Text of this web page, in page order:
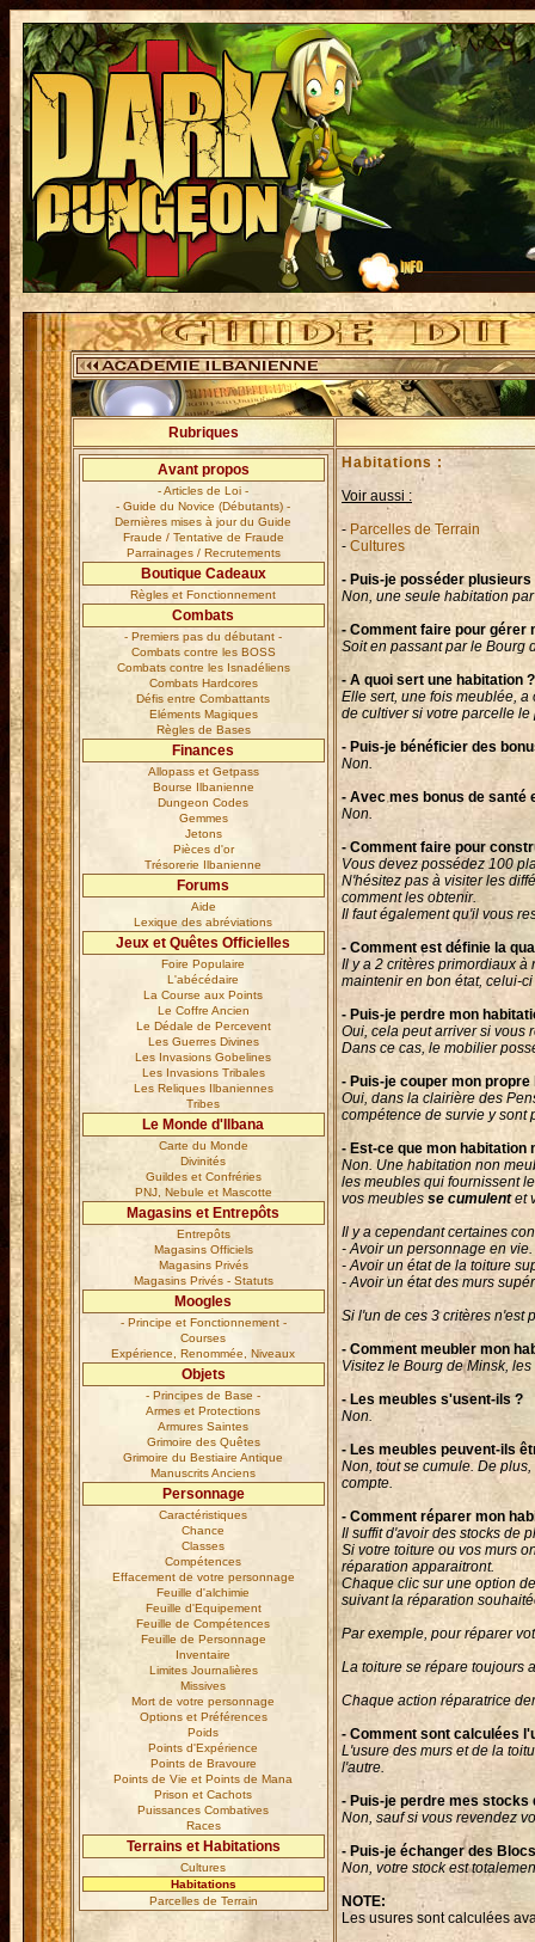
Rubriques
Avant propos
- Articles de Loi -
- Guide du Novice (Débutants) -
Dernières mises à jour du Guide
Fraude / Tentative de Fraude
Parrainages / Recrutements
Boutique Cadeaux
Règles et Fonctionnement
Combats
- Premiers pas du débutant -
Combats contre les BOSS
Combats contre les Isnadéliens
Combats Hardcores
Défis entre Combattants
Eléments Magiques
Règles de Bases
Finances
Allopass et Getpass
Bourse Ilbanienne
Dungeon Codes
Gemmes
Jetons
Pièces d'or
Trésorerie Ilbanienne
Forums
Aide
Lexique des abréviations
Jeux et Quêtes Officielles
Foire Populaire
L'abécédaire
La Course aux Points
Le Coffre Ancien
Le Dédale de Percevent
Les Guerres Divines
Les Invasions Gobelines
Les Invasions Tribales
Les Reliques Ilbaniennes
Tribes
Le Monde d'Ilbana
Carte du Monde
Divinités
Guildes et Confréries
PNJ, Nebule et Mascotte
Magasins et Entrepôts
Entrepôts
Magasins Officiels
Magasins Privés
Magasins Privés - Statuts
Moogles
- Principe et Fonctionnement -
Courses
Expérience, Renommée, Niveaux
Objets
- Principes de Base -
Armes et Protections
Armures Saintes
Grimoire des Quêtes
Grimoire du Bestiaire Antique
Manuscrits Anciens
Personnage
Caractéristiques
Chance
Classes
Compétences
Effacement de votre personnage
Feuille d'alchimie
Feuille d'Equipement
Feuille de Compétences
Feuille de Personnage
Inventaire
Limites Journalières
Missives
Mort de votre personnage
Options et Préférences
Poids
Points d'Expérience
Points de Bravoure
Points de Vie et Points de Mana
Prison et Cachots
Puissances Combatives
Races
Terrains et Habitations
Cultures
Habitations
Parcelles de Terrain
Habitations :
Voir aussi :
- Parcelles de Terrain
- Cultures
- Puis-je posséder
Non, une seule habitation
- Comment faire pour gérer
Soit en passant par le Bourg
- A quoi sert une habitation ?
Elle sert, une fois meublée,
de cultiver si votre parcelle le
- Puis-je bénéficier des
Non.
- Avec mes bonus de santé
Non.
- Comment faire pour
Vous devez possédez 100
N'hésitez pas à visiter les
comment les obtenir.
Il faut également qu'il vous
- Comment est définie la
Il y a 2 critères primordiaux
maintenir en bon état, celui-
- Puis-je perdre mon
Oui, cela peut arriver si vous
Dans ce cas, le mobilier
- Puis-je couper mon
Oui, dans la clairière des
compétence de survie y sont
- Est-ce que mon habitation
Non. Une habitation non
les meubles qui fournissent
vos meubles se cumulentet
Il y a cependant certaines
- Avoir un personnage en vie.
- Avoir un état de la toiture
- Avoir un état des murs
Si l'un de ces 3 critères n'est
- Comment meubler mon
Visitez le Bourg de Minsk,
- Les meubles s'usent-ils ?
Non.
- Les meubles peuvent-ils
Non, tout se cumule. De
compte.
- Comment réparer mon
Il suffit d'avoir des stocks de
Si votre toiture ou vos murs
réparation apparaitront.
Chaque clic sur une option
suivant la réparation
Par exemple, pour réparer
La toiture se répare toujours
Chaque action réparatrice
- Comment sont calculées
L'usure des murs et de la
l'autre.
- Puis-je perdre mes stocks
Non, sauf si vous revendez
- Puis-je échanger des
Non, votre stock est
NOTE:
Les usures sont calculées